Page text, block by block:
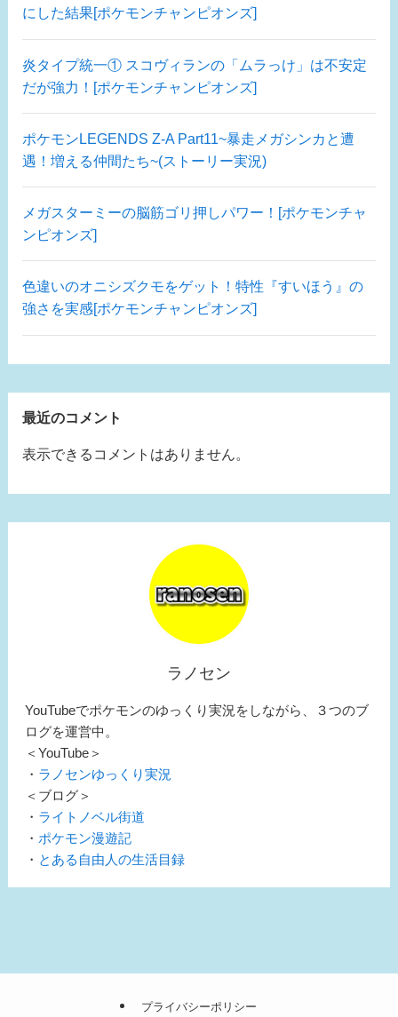
にした結果[ポケモンチャンピオンズ]
炎タイプ統一① スコヴィランの「ムラっけ」は不安定
だが強力！[ポケモンチャンピオンズ]
ポケモンLEGENDS Z-A Part11~暴走メガシンカと遭
遇！増える仲間たち~(ストーリー実況)
メガスターミーの脳筋ゴリ押しパワー！[ポケモンチャ
ンピオンズ]
色違いのオニシズクモをゲット！特性『すいほう』の
強さを実感[ポケモンチャンピオンズ]
最近のコメント
表示できるコメントはありません。
ラノセン
YouTubeでポケモンのゆっくり実況をしながら、３つのブ
ログを運営中。
＜YouTube＞
・ ラノセンゆっくり実況
＜ブログ＞
・ ライトノベル街道
・ ポケモン漫遊記
・ とある自由人の生活目録
プライバシーポリシー